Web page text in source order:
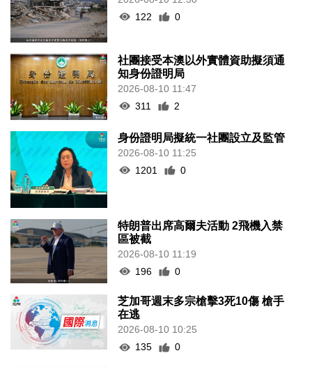
122
0
社團接受本澳以外實體資助擬須通
知身份證明局
2026-08-10 11:47
311
2
身份證明局擬統一社團設立及監管
2026-08-10 11:25
1201
0
特朗普出席高爾夫活動 2飛機入禁
區被截
2026-08-10 11:19
196
0
芝加哥週末多宗槍擊3死10傷 槍手
在逃
2026-08-10 10:25
135
0